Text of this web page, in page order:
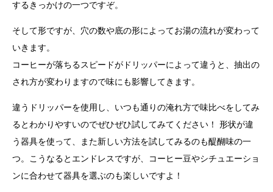
するきっかけの一つですぞ。
そして形ですが、穴の数や底の形によってお湯の流れが変わって
いきます。
コーヒーが落ちるスピードがドリッパーによって違うと、抽出の
され方が変わりますので味にも影響してきます。
違うドリッパーを使用し、いつも通りの淹れ方で味比べをしてみ
るとわかりやすいのでぜひぜひ試してみてください！ 形状が違
う器具を使って、また新しい方法を試してみるのも醍醐味の一
つ。こうなるとエンドレスですが、コーヒー豆やシチュエーショ
ンに合わせて器具を選ぶのも楽しいですよ！